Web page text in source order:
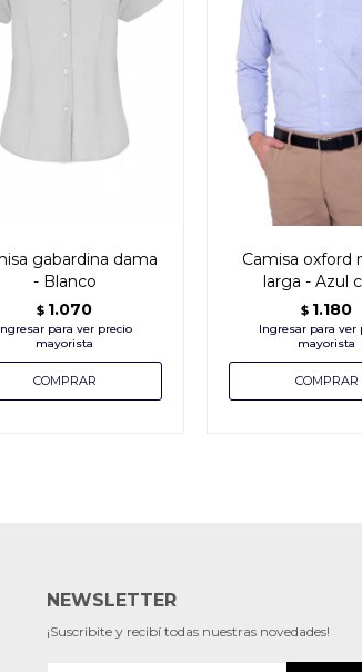
gabardina dama
- Blanco
$ 1.070
Camisa oxford
larga - Azul
$ 1.180
NEWSLETTER
¡Suscribite y recibí todas nuestras novedades!